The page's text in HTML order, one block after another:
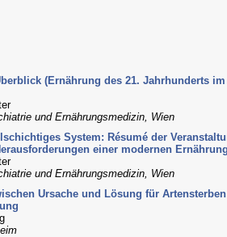
(Ernährung des 21. Jahrhunderts
und Ernährungsmedizin, Wien
System: Résumé der
einer modernen
und Ernährungsmedizin, Wien
Ursache und Lösung für